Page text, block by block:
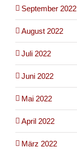
September 2022
August 2022
Juli 2022
Juni 2022
Mai 2022
April 2022
März 2022